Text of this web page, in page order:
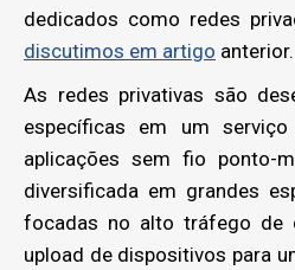
dedicados como redes
discutimos em artigo anterior.
As redes privativas são
específicas em um
aplicações sem fio ponto-
diversificada em grandes
focadas no alto tráfego de
upload de dispositivos para